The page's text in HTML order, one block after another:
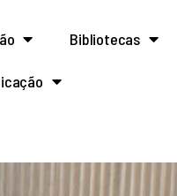
Bibliotecas